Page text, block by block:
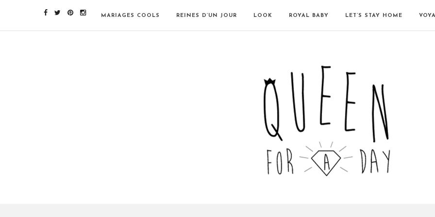
MARIAGES COOLS REINES D’UN JOUR LOOK ROYAL BABY LET’S STAY HOME